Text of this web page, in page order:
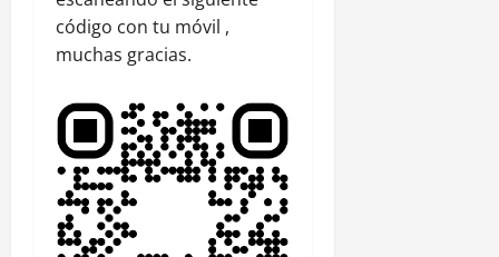
código con tu móvil ,
muchas gracias.